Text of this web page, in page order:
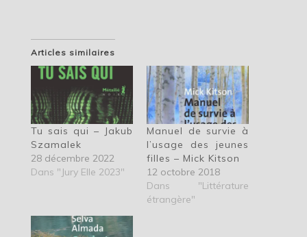
Articles similaires
Tu sais qui – Jakub
Szamalek
28 décembre 2022
Dans "Jury Elle 2023"
Manuel de survie à
l’usage des jeunes
filles – Mick Kitson
12 octobre 2018
Dans "Littérature
étrangère"